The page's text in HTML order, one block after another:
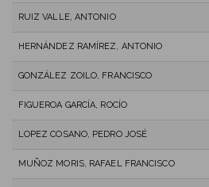
RUIZ VALLE, ANTONIO
HERNÁNDEZ RAMÍREZ, ANTONIO
GONZÁLEZ ZOILO, FRANCISCO
FIGUEROA GARCÍA, ROCÍO
LOPEZ COSANO, PEDRO JOSÉ
MUÑOZ MORIS, RAFAEL FRANCISCO